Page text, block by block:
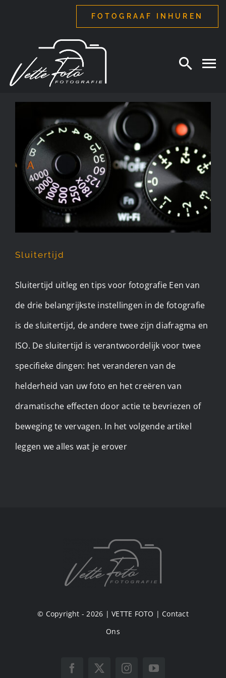
FOTOGRAAF INHUREN
Sluitertijd
Sluitertijd
Sluitertijd uitleg en tips voor fotografie Een van
de drie belangrijkste instellingen in de fotografie
is de sluitertijd, de andere twee zijn diafragma en
ISO. De sluitertijd is verantwoordelijk voor twee
specifieke dingen: het veranderen van de
helderheid van uw foto en het creëren van
dramatische effecten door actie te bevriezen of
beweging te vervagen. In het volgende artikel
leggen we alles wat je erover
© Copyright - 2026 |VETTE FOTO | Contact
Ons